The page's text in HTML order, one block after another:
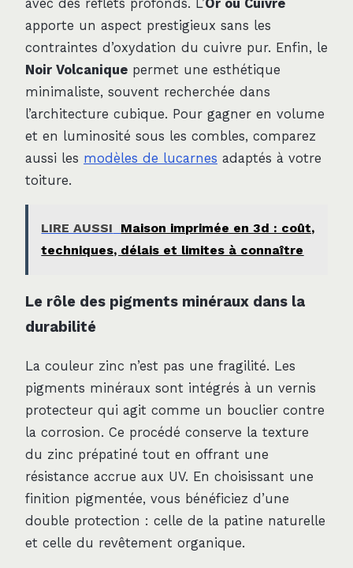
avec des reflets profonds. L’Or ou Cuivre
apporte un aspect prestigieux sans les
contraintes d’oxydation du cuivre pur. Enfin, le
Noir Volcanique permet une esthétique
minimaliste, souvent recherchée dans
l’architecture cubique. Pour gagner en volume
et en luminosité sous les combles, comparez
aussi les modèles de lucarnes adaptés à votre
toiture.
LIRE AUSSI
Maison imprimée en 3d : coût,
techniques, délais et limites à connaître
Le rôle des pigments minéraux dans la
durabilité
La couleur zinc n’est pas une fragilité. Les
pigments minéraux sont intégrés à un vernis
protecteur qui agit comme un bouclier contre
la corrosion. Ce procédé conserve la texture
du zinc prépatiné tout en offrant une
résistance accrue aux UV. En choisissant une
finition pigmentée, vous bénéficiez d’une
double protection : celle de la patine naturelle
et celle du revêtement organique.